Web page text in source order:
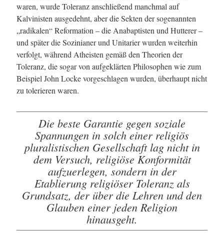
waren, wurde Toleranz anschließend manchmal auf
Kalvinisten ausgedehnt, aber die Sekten der sogenannten
„radikalen“ Reformation – die Anabaptisten und Hutterer –
und später die Sozinianer und Unitarier wurden weiterhin
verfolgt, während Atheisten gemäß den Theorien der
Toleranz, die sogar von aufgeklärten Philosophen wie zum
Beispiel John Locke vorgeschlagen wurden, überhaupt nicht
zu tolerieren waren.
Die beste Garantie gegen soziale
Spannungen in solch einer religiös
pluralistischen Gesellschaft lag nicht in
dem Versuch, religiöse Konformität
aufzuerlegen, sondern in der
Etablierung religiöser Toleranz als
Grundsatz, der über die Lehren und den
Glauben einer jeden Religion
hinausgeht.